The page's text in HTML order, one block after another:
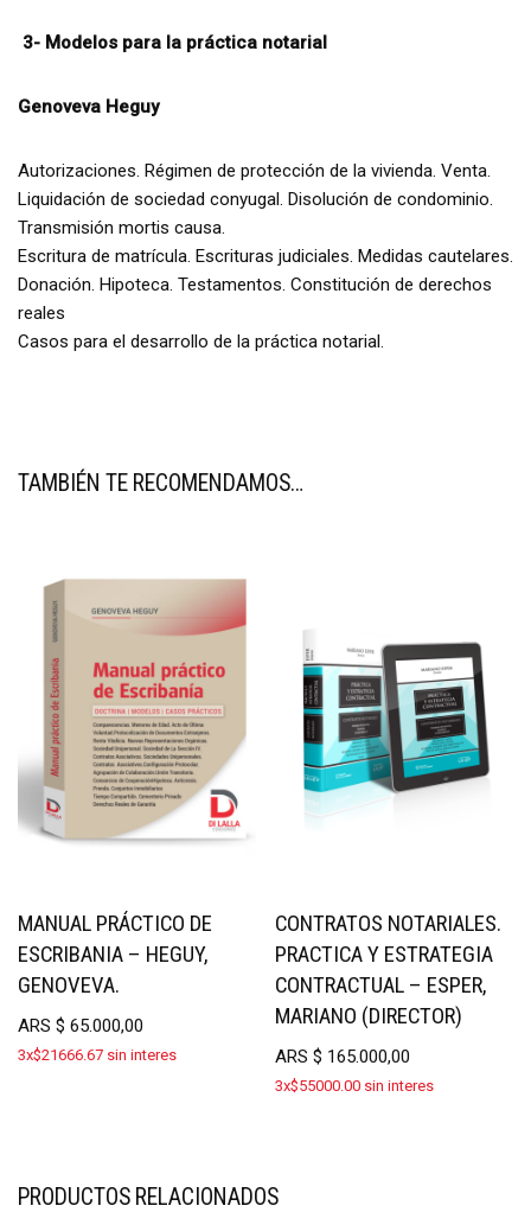
3- Modelos para la práctica notarial
Genoveva Heguy
Autorizaciones. Régimen de protección de la vivienda. Venta.
Liquidación de sociedad conyugal. Disolución de condominio.
Transmisión mortis causa.
Escritura de matrícula. Escrituras judiciales. Medidas cautelares.
Donación. Hipoteca. Testamentos. Constitución de derechos
reales
Casos para el desarrollo de la práctica notarial.
TAMBIÉN TE RECOMENDAMOS…
MANUAL PRÁCTICO DE
ESCRIBANIA – HEGUY,
GENOVEVA.
ARS $ 65.000,00
3x$21666.67 sin interes
CONTRATOS NOTARIALES.
PRACTICA Y ESTRATEGIA
CONTRACTUAL – ESPER,
MARIANO (DIRECTOR)
ARS$ 165.000,00
3x$55000.00 sin interes
PRODUCTOS RELACIONADOS